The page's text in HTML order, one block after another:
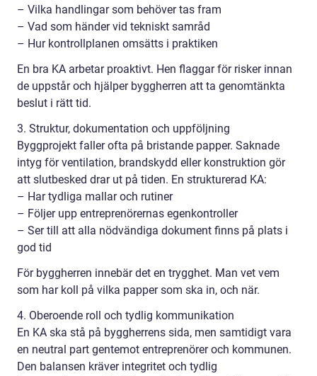
– Vilka handlingar som behöver tas fram
– Vad som händer vid tekniskt samråd
– Hur kontrollplanen omsätts i praktiken
En bra KA arbetar proaktivt. Hen flaggar för risker innan
de uppstår och hjälper byggherren att ta genomtänkta
beslut i rätt tid.
3. Struktur, dokumentation och uppföljning
Byggprojekt faller ofta på bristande papper. Saknade
intyg för ventilation, brandskydd eller konstruktion gör
att slutbesked drar ut på tiden. En strukturerad KA:
– Har tydliga mallar och rutiner
– Följer upp entreprenörernas egenkontroller
– Ser till att alla nödvändiga dokument finns på plats i
god tid
För byggherren innebär det en trygghet. Man vet vem
som har koll på vilka papper som ska in, och när.
4. Oberoende roll och tydlig kommunikation
En KA ska stå på byggherrens sida, men samtidigt vara
en neutral part gentemot entreprenörer och kommunen.
Den balansen kräver integritet och tydlig